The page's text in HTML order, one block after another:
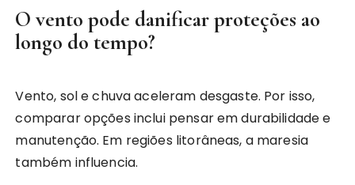
O vento pode danificar proteções ao
longo do tempo?
Vento, sol e chuva aceleram desgaste. Por isso,
comparar opções inclui pensar em durabilidade e
manutenção. Em regiões litorâneas, a maresia
também influencia.